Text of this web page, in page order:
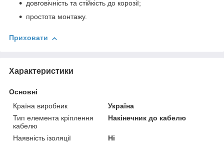
довговічність та стійкість до корозії;
простота монтажу.
Приховати
Характеристики
Основні
Країна виробник
Україна
Тип елемента кріплення
кабелю
Накінечник до кабелю
Наявність ізоляції
Ні